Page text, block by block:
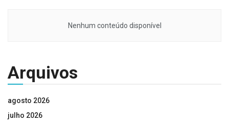
Nenhum conteúdo disponível
Arquivos
agosto 2026
julho 2026